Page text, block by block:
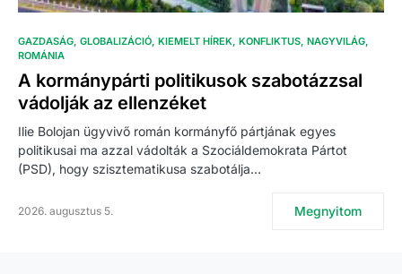
GAZDASÁG GLOBALIZÁCIÓ KIEMELT HÍREK KONFLIKTUS NAGYVILÁG
ROMÁNIA
A kormánypárti politikusok szabotázzsal
vádolják az ellenzéket
Ilie Bolojan ügyvivő román kormányfő pártjának egyes
politikusai ma azzal vádolták a Szociáldemokrata Pártot
(PSD), hogy szisztematikusa szabotálja…
2026. augusztus 5. Megnyitom